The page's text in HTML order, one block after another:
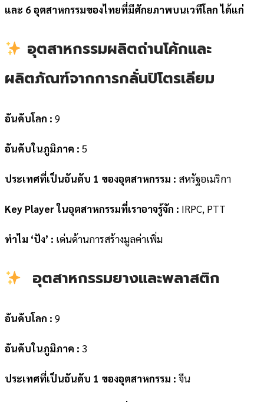
และ 6 อุตสาหกรรมของไทยที่มีศักยภาพบนเวทีโลก ได้แก่
อุตสาหกรรมผลิตถ่านโค้กและ
ผลิตภัณฑ์จากการกลั่นปิโตรเลียม
อันดับโลก : 9
อันดับในภูมิภาค : 5
ประเทศที่เป็นอันดับ 1 ของอุตสาหกรรม : สหรัฐอเมริกา
Key Player ในอุตสาหกรรมที่เราอาจรู้จัก : IRPC, PTT
ทำไม ‘ปัง’ : เด่นด้านการสร้างมูลค่าเพิ่ม
อุตสาหกรรมยางและพลาสติก
อันดับโลก : 9
อันดับในภูมิภาค : 3
ประเทศที่เป็นอันดับ 1 ของอุตสาหกรรม : จีน